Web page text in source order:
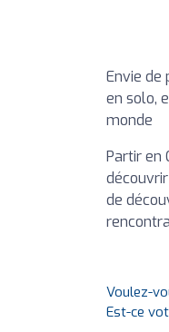
Envie de
en solo,
monde
Partir en
de
Voulez-
Est-ce